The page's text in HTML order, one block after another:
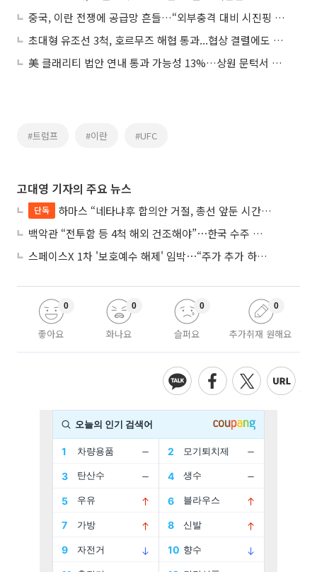
중국, 이란 전쟁에 공급망 흔들…“외부충격 대비 시진핑 노력 한계”
초대형 유조선 3척, 호르무즈 해협 통과...협상 결렬에도 개방 기대감 커져
美 클래리티 법안 연내 통과 가능성 13%…상원 문턱서 제동
#트럼프 #이란 #UFC
고대영 기자의 주요 뉴스
단독
하마스 “네타냐후 합의안 거절, 총선 앞둔 시간 끌기”
백악관 “전투함 등 4척 해외 건조해야”⋯한국 수주 기대
스페이스X 1차 '보호예수 해제' 임박⋯“주가 추가 하락 가능성”
좋아요
0
화나요
0
슬퍼요
0
추가취재 원해요
0